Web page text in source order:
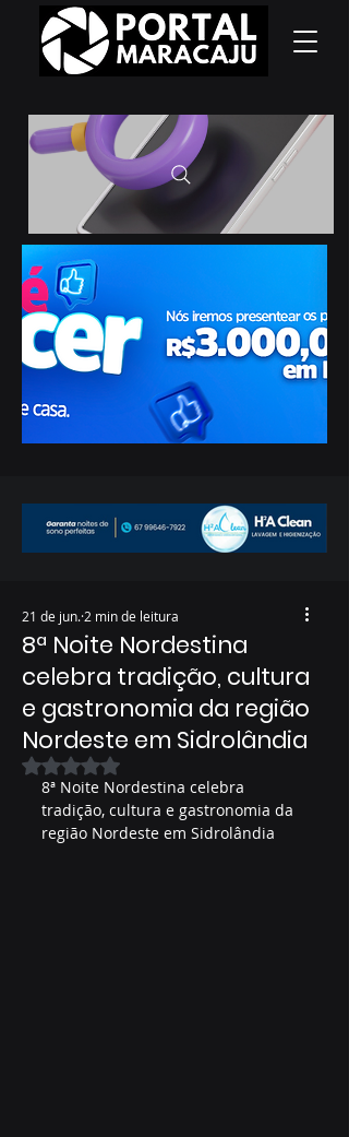
8ª Noite Nordestina
celebra tradição, cultura
e gastronomia da região
Nordeste em Sidrolândia
21 de jun. 2 min de leitura
Avaliado com NaN de 5 estrelas.
8ª Noite Nordestina celebra
tradição, cultura e gastronomia da
região Nordeste em Sidrolândia